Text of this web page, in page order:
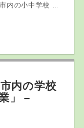
内の小中学校 …
内の学校
」 –